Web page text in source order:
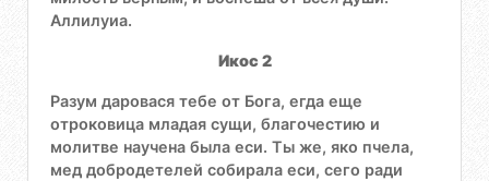
Аллилуиа.
Икос 2
Разум даровася тебе от Бога, егда еще
отроковица младая сущи, благочестию и
молитве научена была еси. Ты же, яко пчела,
мед добродетелей собирала еси, сего ради